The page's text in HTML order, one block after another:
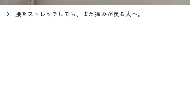
腰をストレッチしても、また痛みが戻る人へ。